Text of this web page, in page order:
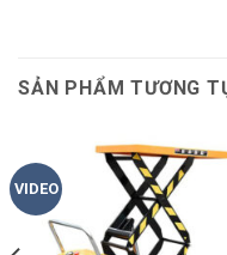
SẢN PHẨM TƯƠNG
VIDEO